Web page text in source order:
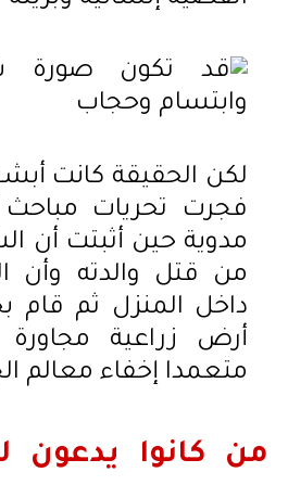
لكن الحقيقة كانت
فجرت تحريات مباحث
مدوية حين أثبتت أن
من قتل والدته وأن
داخل المنزل ثم قام
أرض زراعية
متعمدا إخفاء معالم
من كانوا